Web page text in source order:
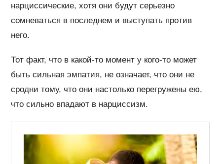
нарциссические, хотя они будут серьезно
сомневаться в последнем и выступать против
него.
Тот факт, что в какой-то момент у кого-то может
быть сильная эмпатия, не означает, что они не
сродни тому, что они настолько перегружены ею,
что сильно впадают в нарциссизм.